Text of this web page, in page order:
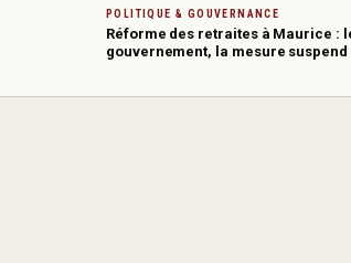
POLITIQUE & GOUVERNANCE
Réforme des retraites à Maurice :
gouvernement, la mesure suspend